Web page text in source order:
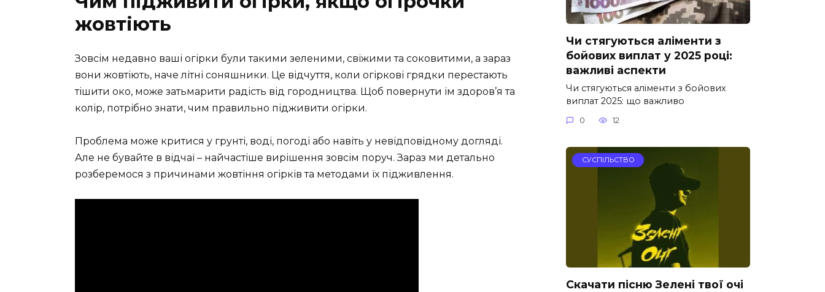
жовтіють
Зовсім недавно ваші огірки були такими зеленими, свіжими та соковитими, а зараз
вони жовтіють, наче літні соняшники. Це відчуття, коли огіркові грядки перестають
тішити око, може затьмарити радість від городництва. Щоб повернути їм здоров’я та
колір, потрібно знати, чим правильно підживити огірки.
Проблема може критися у грунті, воді, погоді або навіть у невідповідному догляді.
Але не бувайте в відчаї – найчастіше вирішення зовсім поруч. Зараз ми детально
розберемося з причинами жовтіння огірків та методами їх підживлення.
Чи стягуються аліменти з
бойових виплат у 2025 році:
важливі аспекти
Чи стягуються аліменти з бойових
виплат 2025: що важливо
0 12
СУСПІЛЬСТВО
Скачати пісню Зелені твої очі